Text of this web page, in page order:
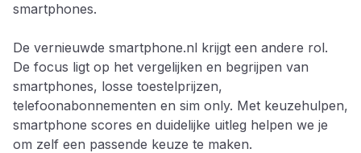
smartphones.
De vernieuwde smartphone.nl krijgt een andere rol.
De focus ligt op het vergelijken en begrijpen van
smartphones, losse toestelprijzen,
telefoonabonnementen en sim only. Met keuzehulpen,
smartphone scores en duidelijke uitleg helpen we je
om zelf een passende keuze te maken.